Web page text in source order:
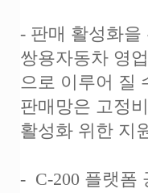
- 판매 활성화을
쌍용자동차 영
으로 이루어 질
판매망은 고정
활성화 위한 지
- C-200 플랫폼